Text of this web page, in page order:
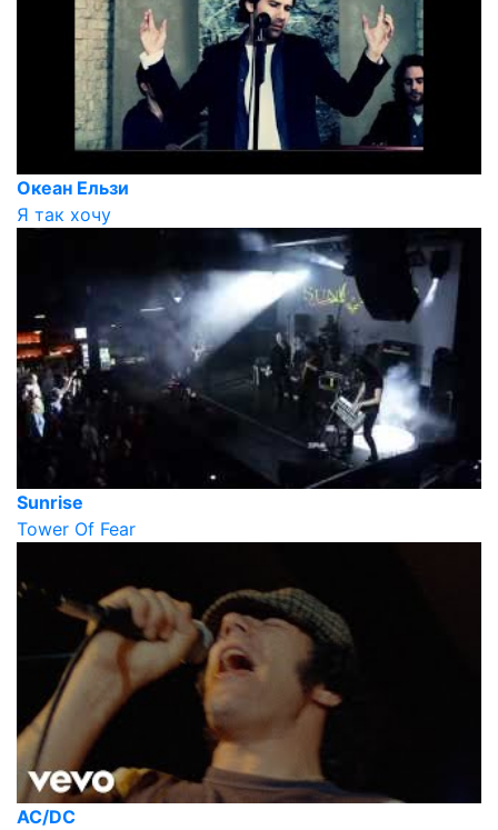
Океан Ельзи
Я так хочу
Sunrise
Tower Of Fear
AC/DC